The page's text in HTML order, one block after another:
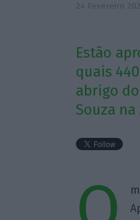
24 Fevereiro
Estão
quais
abrigo
Souza na